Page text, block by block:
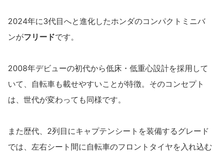
2024年に3代目へと進化したホンダのコンパクトミニバ
ンがフリードです。
2008年デビューの初代から低床・低重心設計を採用して
いて、自転車も載せやすいことが特徴。そのコンセプト
は、世代が変わっても同様です。
また歴代、2列目にキャプテンシートを装備するグレード
では、左右シート間に自転車のフロントタイヤを入れ込む